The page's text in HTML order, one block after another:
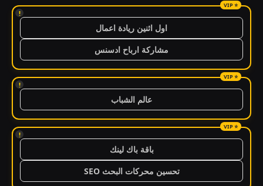
!
اول اثنين ريادة اعمال
مشاركة ارباح ادسنس
!
عالم الشباب
!
باقة باك لينك
تحسين محركات البحث SEO